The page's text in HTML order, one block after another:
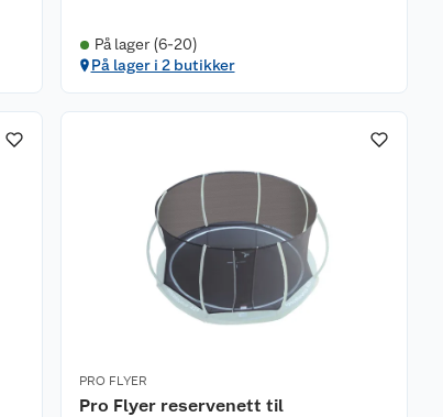
På lager (6-20)
På lager i 2 butikker
PRO FLYER
Pro Flyer reservenett til